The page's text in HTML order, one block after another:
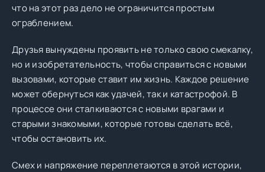
что на этот раз дело не ограничится простым
ограблением.
Друзья вынуждены проявить не только свою смекалку,
но и изобретательность, чтобы справиться с новыми
вызовами, которые ставит им жизнь. Каждое решение
может обернуться как удачей, так и катастрофой. В
процессе они сталкиваются с новыми врагами и
старыми знакомыми, которые готовы сделать всё,
чтобы остановить их.
Смех и напряжение переплетаются в этой истории,